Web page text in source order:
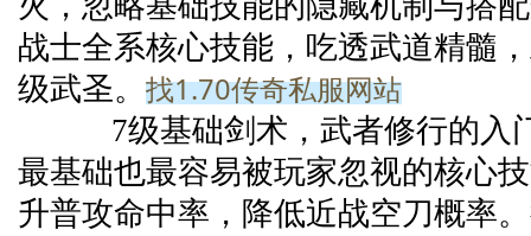
战士全系核心技能，吃透武道精髓
级武圣。 找1.70传奇私服网站
7级基础剑术，武者修行的入
最基础也最容易被玩家忽视的核心
升普攻命中率，降低近战空刀概率